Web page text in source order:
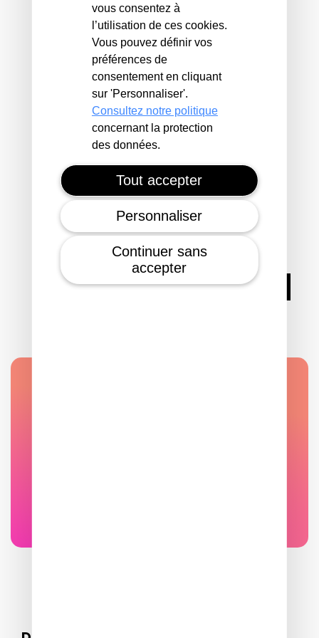
56120 GUEGON
Voir sur Google Maps
référence du logement
AGENCE VANNES
4, Boulevard de la Paix
56000 VANNES
Envoyer un message
vous consentez à
l’utilisation de ces cookies.
Vous pouvez définir vos
préférences de
consentement en cliquant
sur 'Personnaliser'.
Consultez notre politique
concernant la protection
des données.
Tout accepter
Personnaliser
Continuer sans
accepter